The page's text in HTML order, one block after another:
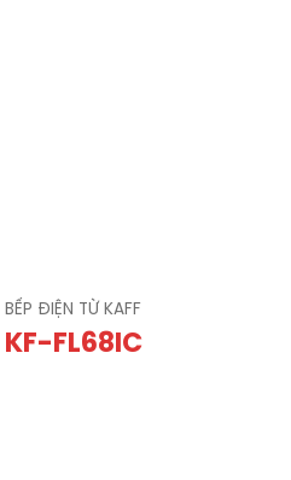
BẾP ĐIỆN TỪ KAFF
FL68IC